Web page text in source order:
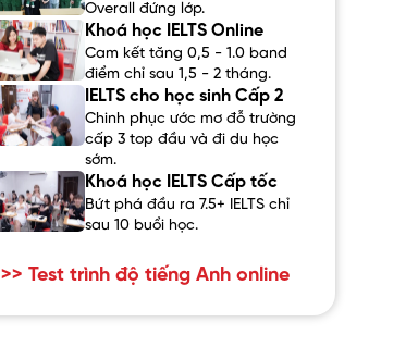
Overall đứng lớp.
Khoá học IELTS Online
Cam kết tăng 0,5 - 1.0 band
điểm chỉ sau 1,5 - 2 tháng.
IELTS cho học sinh Cấp 2
Chinh phục ước mơ đỗ trường
cấp 3 top đầu và đi du học
sớm.
Khoá học IELTS Cấp tốc
Bứt phá đầu ra 7.5+ IELTS chỉ
sau 10 buổi học.
>> Test trình độ tiếng Anh online